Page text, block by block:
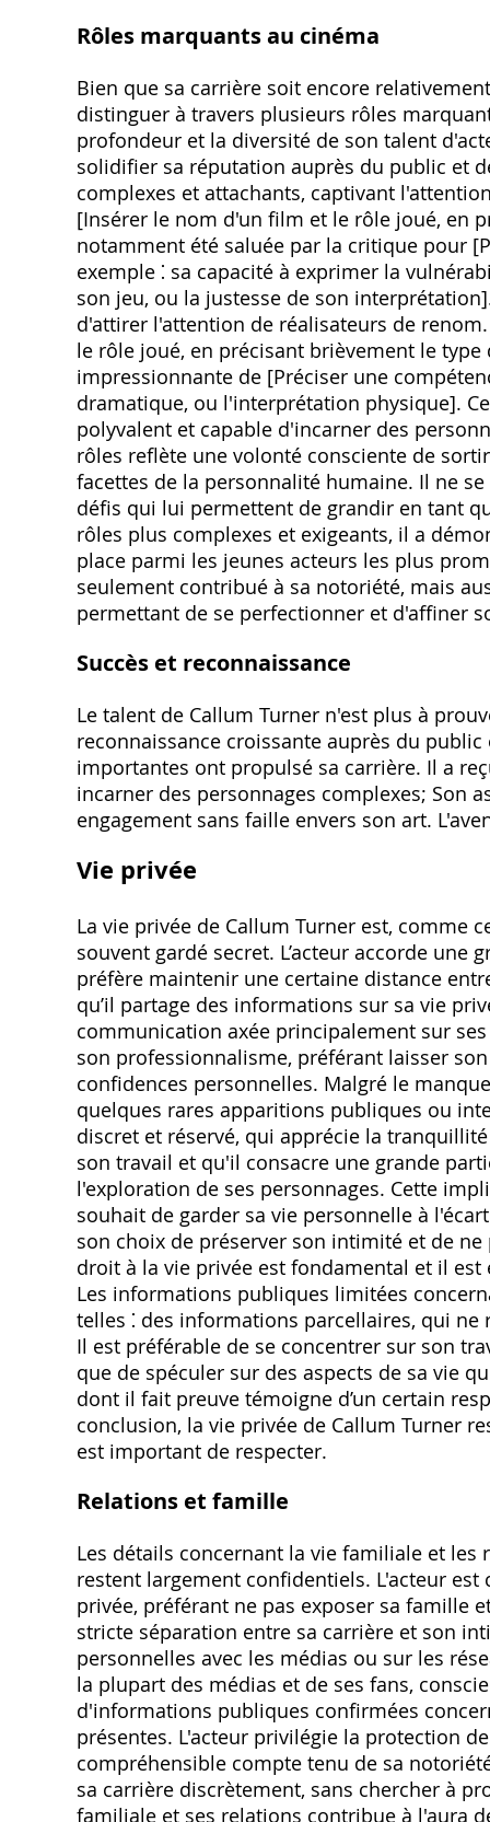
Rôles marquants au cinéma
Bien que sa carrière soit encore
distinguer à travers plusieurs rôles
profondeur et la diversité de son talent
solidifier sa réputation auprès du public et
complexes et attachants, captivant
[Insérer le nom d'un film et le rôle joué, en
notamment été saluée par la critique pour
exemple ⁚ sa capacité à exprimer la
son jeu, ou la justesse de son
d'attirer l'attention de réalisateurs de
le rôle joué, en précisant brièvement le
impressionnante de [Préciser une
dramatique, ou l'interprétation physique].
polyvalent et capable d'incarner des
rôles reflète une volonté consciente de
facettes de la personnalité humaine. Il ne
défis qui lui permettent de grandir en tant
rôles plus complexes et exigeants, il a
place parmi les jeunes acteurs les plus
seulement contribué à sa notoriété, mais
permettant de se perfectionner et d'affiner
Succès et reconnaissance
Le talent de Callum Turner n'est plus à
reconnaissance croissante auprès du
importantes ont propulsé sa carrière. Il a
incarner des personnages complexes; Son
engagement sans faille envers son art.
Vie privée
La vie privée de Callum Turner est, comme
souvent gardé secret. L’acteur accorde
préfère maintenir une certaine distance
qu’il partage des informations sur sa vie
communication axée principalement sur
son professionnalisme, préférant laisser
confidences personnelles. Malgré le
quelques rares apparitions publiques ou
discret et réservé, qui apprécie la
son travail et qu'il consacre une grande
l'exploration de ses personnages. Cette
souhait de garder sa vie personnelle à
son choix de préserver son intimité et de
droit à la vie privée est fondamental et il
Les informations publiques limitées
telles ⁚ des informations parcellaires, qui
Il est préférable de se concentrer sur son
que de spéculer sur des aspects de sa vie
dont il fait preuve témoigne d’un certain
conclusion, la vie privée de Callum Turner
est important de respecter.
Relations et famille
Les détails concernant la vie familiale et
restent largement confidentiels. L'acteur
privée, préférant ne pas exposer sa famille
stricte séparation entre sa carrière et son
personnelles avec les médias ou sur les
la plupart des médias et de ses fans,
d'informations publiques confirmées
présentes. L'acteur privilégie la protection
compréhensible compte tenu de sa
sa carrière discrètement, sans chercher à
familiale et ses relations contribue à l'aura